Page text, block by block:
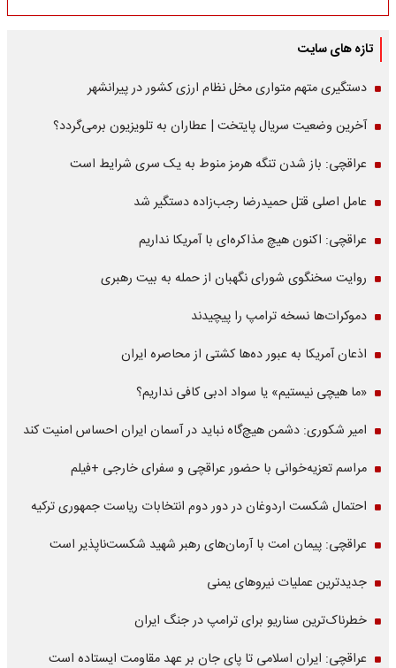
تازه های سایت
دستگیری متهم متواری مخل نظام ارزی کشور در پیرانشهر
آخرین وضعیت سریال پایتخت | عطاران به تلویزیون برمی‌گردد؟
عراقچی: باز شدن تنگه هرمز منوط به یک سری شرایط است
عامل اصلی قتل حمیدرضا رجب‌زاده دستگیر شد
عراقچی: اکنون هیچ مذاکره‌ای با آمریکا نداریم
روایت سخنگوی شورای نگهبان از حمله به بیت رهبری
دموکرات‌ها نسخه ترامپ را پیچیدند
اذعان آمریکا به عبور ده‌ها کشتی از محاصره ایران
«ما هیچی نیستیم» یا سواد ادبی کافی نداریم؟
امیر شکوری: دشمن هیچ‌گاه نباید در آسمان ایران احساس امنیت کند
مراسم تعزیه‌خوانی با حضور عراقچی و سفرای خارجی +فیلم
احتمال شکست اردوغان در دور دوم انتخابات ریاست جمهوری ترکیه
عراقچی: پیمان امت با آرمان‌های رهبر شهید شکست‌ناپذیر است
جدیدترین عملیات نیروهای یمنی
خطرناک‌ترین سناریو برای ترامپ در جنگ ایران
عراقچی: ایران اسلامی تا پای جان بر عهد مقاومت ایستاده است